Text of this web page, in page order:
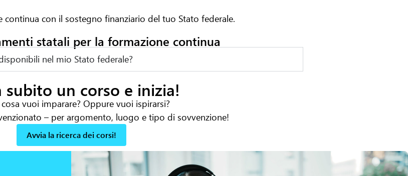
con il sostegno finanziario del tuo Stato federale.
statali per la formazione continua
nel mio Stato federale?
subito un corso e inizia!
cosa vuoi imparare? Oppure vuoi ispirarsi?
– per argomento, luogo e tipo di sovvenzione!
Avvia la ricerca dei corsi!